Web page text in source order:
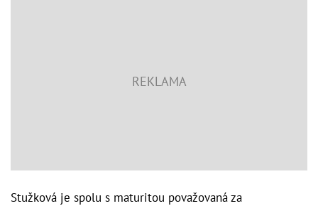
Stužková je spolu s maturitou považovaná za